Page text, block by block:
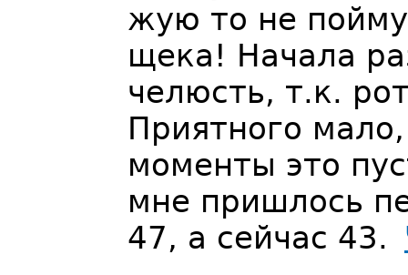
жую то не
щека! Начала
челюсть, т.к.
Приятного
моменты это
мне пришлось
47, а сейчас 43.